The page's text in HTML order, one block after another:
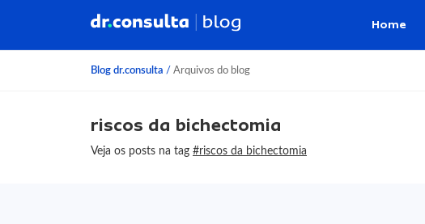
Home
Blog dr.consulta / Arquivos do blog
riscos da bichectomia
Veja os posts na tag #riscos da bichectomia